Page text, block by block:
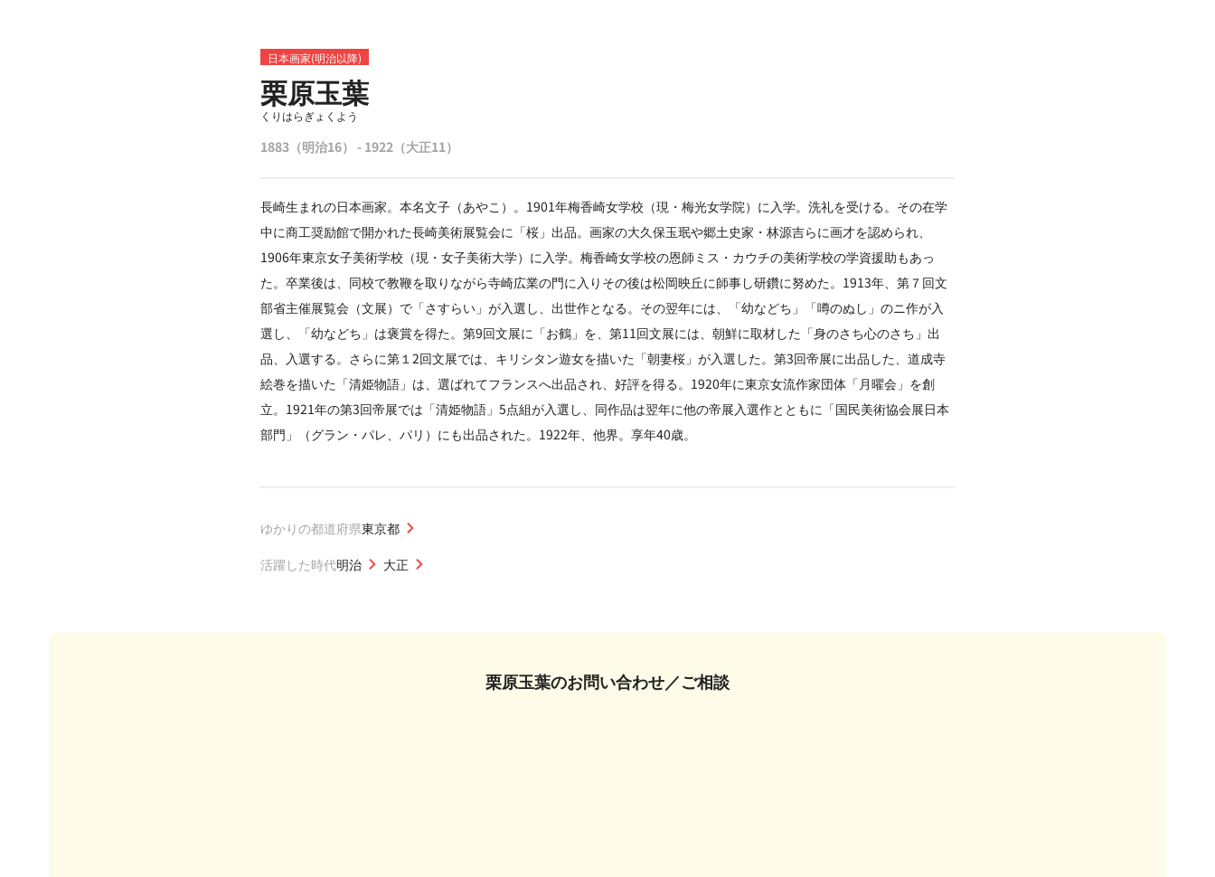
日本画家(明治以降)
栗原玉葉
くりはらぎょくよう
1883（明治16） - 1922（大正11）
長崎生まれの日本画家。本名文子（あやこ）。1901年梅香崎女学校（現・梅光女学院）に入学。洗礼を受ける。その在学
中に商工奨励館で開かれた長崎美術展覧会に「桜」出品。画家の大久保玉珉や郷土史家・林源吉らに画才を認められ、
1906年東京女子美術学校（現・女子美術大学）に入学。梅香崎女学校の恩師ミス・カウチの美術学校の学資援助もあっ
た。卒業後は、同校で教鞭を取りながら寺崎広業の門に入りその後は松岡映丘に師事し研鑽に努めた。1913年、第７回文
部省主催展覧会（文展）で「さすらい」が入選し、出世作となる。その翌年には、「幼などち」「噂のぬし」のニ作が入
選し、「幼などち」は褒賞を得た。第9回文展に「お鶴」を、第11回文展には、朝鮮に取材した「身のさち心のさち」出
品、入選する。さらに第１2回文展では、キリシタン遊女を描いた「朝妻桜」が入選した。第3回帝展に出品した、道成寺
絵巻を描いた「清姫物語」は、選ばれてフランスへ出品され、好評を得る。1920年に東京女流作家団体「月曜会」を創
立。1921年の第3回帝展では「清姫物語」5点組が入選し、同作品は翌年に他の帝展入選作とともに「国民美術協会展日本
部門」（グラン・パレ、パリ）にも出品された。1922年、他界。享年40歳。
ゆかりの都道府県東京都
活躍した時代明治 大正
栗原玉葉のお問い合わせ／ご相談